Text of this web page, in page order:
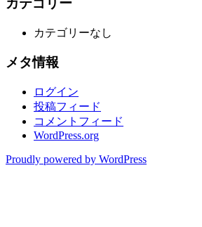
ー
ョ
カテゴリー
カテゴリーなし
メタ情報
ログイン
投稿フィード
コメントフィード
WordPress.org
Proudly powered by WordPress